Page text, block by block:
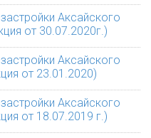
Аксайского
от 30.07.2020г.)
Аксайского
от 23.01.2020)
Аксайского
от 18.07.2019 г.)